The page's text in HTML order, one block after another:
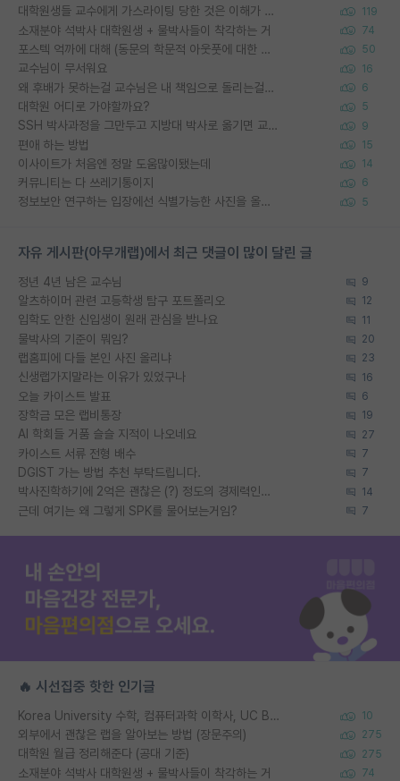
대학원생들 교수에게 가스라이팅 당한 것은 이해가 갑니다. 안타깝네요. 119
소재분야 석박사 대학원생 + 물박사들이 착각하는 거 74
포스텍 억까에 대해 (동문의 학문적 아웃풋에 대한 반박) 50
교수님이 무서워요 16
왜 후배가 못하는걸 교수님은 내 책임으로 돌리는걸까요? 6
대학원 어디로 가야할까요? 5
SSH 박사과정을 그만두고 지방대 박사로 옮기면 교수의 꿈은 끝일까요? 9
편애 하는 방법 15
이사이트가 처음엔 정말 도움많이됐는데 14
커뮤니티는 다 쓰레기통이지 6
정보보안 연구하는 입장에선 식별가능한 사진을 올리는건 비추이긴함 5
자유 게시판(아무개랩)에서 최근 댓글이 많이 달린 글
정년 4년 남은 교수님 9
알츠하이머 관련 고등학생 탐구 포트폴리오 12
입학도 안한 신입생이 원래 관심을 받나요 11
물박사의 기준이 뭐임? 20
랩홈피에 다들 본인 사진 올리냐 23
신생랩가지말라는 이유가 있었구나 16
오늘 카이스트 발표 6
장학금 모은 랩비통장 19
AI 학회들 거품 슬슬 지적이 나오네요 27
카이스트 서류 전형 배수 7
DGIST 가는 방법 추천 부탁드립니다. 7
박사진학하기에 2억은 괜찮은 (?) 정도의 경제력인가요 14
근데 여기는 왜 그렇게 SPK를 물어보는거임? 7
🔥 시선집중 핫한 인기글
Korea University 수학, 컴퓨터과학 이학사, UC Berkeley 산업공학 대학원 공학박사가 되는 것은 쉽지 않겠죠? 10
외부에서 괜찮은 랩을 알아보는 방법 (장문주의) 275
대학원 월급 정리해준다 (공대 기준) 275
소재분야 석박사 대학원생 + 물박사들이 착각하는 거 74